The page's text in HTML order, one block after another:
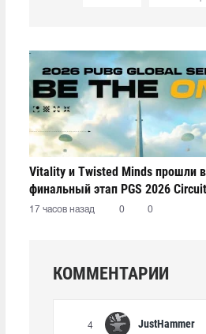
Vitality и Twisted Minds прошли в
финальный этап PGS 2026
Series 1
17 часов назад 0 0
КОММЕНТАРИИ
4 JustHammer